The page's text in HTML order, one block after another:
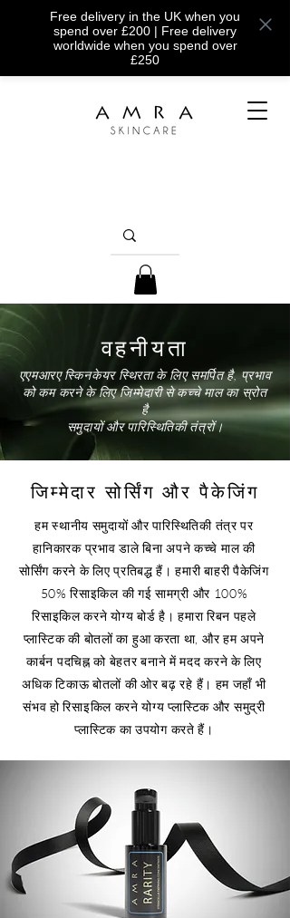
Free delivery in the UK when you
spend over £200 | Free delivery
worldwide when you spend over
£250
वहनीयता
एएमआरए स्किनकेयर स्थिरता के लिए समर्पित है, प्रभाव
को कम करने के लिए जिम्मेदारी से कच्चे माल का स्रोत
है
समुदायों और पारिस्थितिकी तंत्रों।
जिम्मेदार सोर्सिंग और पैकेजिंग
हम स्थानीय समुदायों और पारिस्थितिकी तंत्र पर
हानिकारक प्रभाव डाले बिना अपने कच्चे माल की
सोर्सिंग करने के लिए प्रतिबद्ध हैं। हमारी बाहरी पैकेजिंग
50% रिसाइकिल की गई सामग्री और 100%
रिसाइकिल करने योग्य बोर्ड है। हमारा रिबन पहले
प्लास्टिक की बोतलों का हुआ करता था, और हम अपने
कार्बन पदचिह्न को बेहतर बनाने में मदद करने के लिए
अधिक टिकाऊ बोतलों की ओर बढ़ रहे हैं। हम जहाँ भी
संभव हो रिसाइकिल करने योग्य प्लास्टिक और समुद्री
प्लास्टिक का उपयोग करते हैं।